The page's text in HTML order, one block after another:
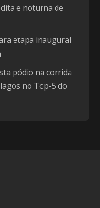
e noturna de
etapa inaugural
pódio na corrida
no Top-5 do